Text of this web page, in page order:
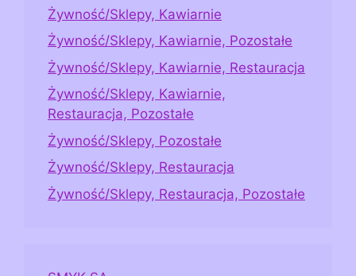
Żywność/Sklepy, Kawiarnie
Żywność/Sklepy, Kawiarnie, Pozostałe
Żywność/Sklepy, Kawiarnie, Restauracja
Żywność/Sklepy, Kawiarnie,
Restauracja, Pozostałe
Żywność/Sklepy, Pozostałe
Żywność/Sklepy, Restauracja
Żywność/Sklepy, Restauracja, Pozostałe